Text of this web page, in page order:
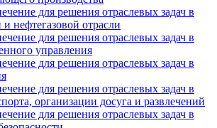
для решения отраслевых задач в
нефтегазовой отрасли
для решения отраслевых задач в
управления
для решения отраслевых задач в
для решения отраслевых задач в
организации досуга и развлечений
для решения отраслевых задач в